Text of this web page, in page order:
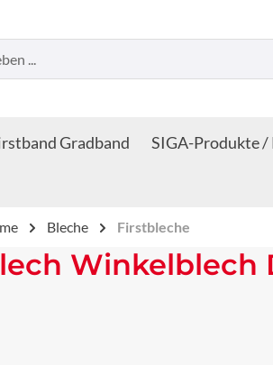
Gradband SIGA-Produkte /
Bleche Firstbleche